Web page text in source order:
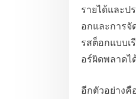
รายได้และ
อกและการจั
รสต็อกแบบเ
อร์ผิดพลาดไ
อีกตัวอย่างคื